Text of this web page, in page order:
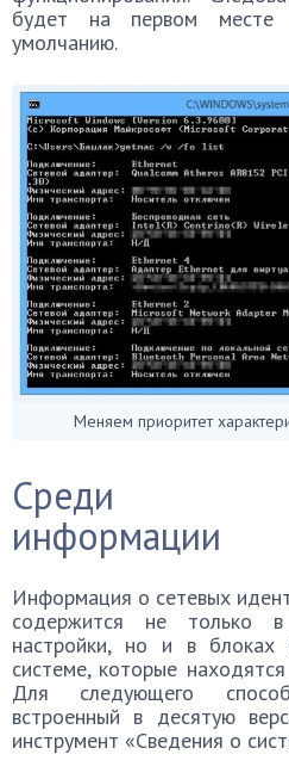
будет на первом
умолчанию.
Меняем приоритет
Среди
информации
Информация о сетевых
содержится не только
настройки, но и в
системе, которые
Для следующего
встроенный в десятую
инструмент «Сведения о